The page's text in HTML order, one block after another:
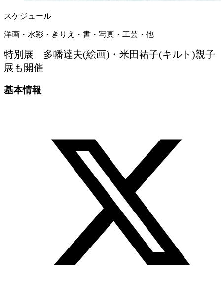
スケジュール
洋画・水彩・きりえ・書・写真・工芸・他
特別展 多幡達夫(絵画)・米田祐子(キルト)親子
展も開催
基本情報